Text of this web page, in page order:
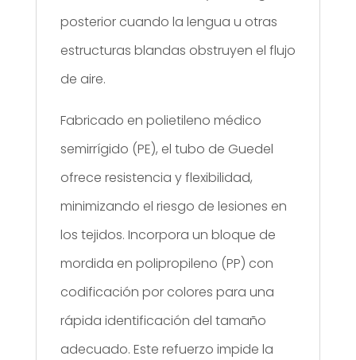
posterior cuando la lengua u otras
estructuras blandas obstruyen el flujo
de aire.
Fabricado en polietileno médico
semirrígido (PE), el tubo de Guedel
ofrece resistencia y flexibilidad,
minimizando el riesgo de lesiones en
los tejidos. Incorpora un bloque de
mordida en polipropileno (PP) con
codificación por colores para una
rápida identificación del tamaño
adecuado. Este refuerzo impide la